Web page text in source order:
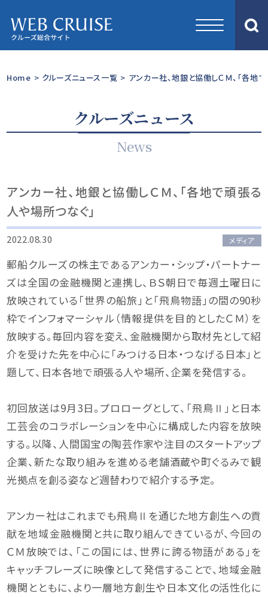
Home > クルーズニュース一覧 > アンカー社、地銀と協働しＣＭ、「各地
クルーズニュース
News
アンカー社、地銀と協働しＣＭ、「各地で頑張る
人や場所つなぐ」
2022.08.30 メディア
郵船クルーズの株主であるアンカー・シップ・パートナー
ズは全国の金融機関と連携し、ＢＳ朝日で毎週土曜日に
放映されている「世界の船旅」と「飛鳥物語」の間の90秒
枠でインフォマーシャル（情報提供を目的としたＣＭ）を
放映する。毎回内容を変え、金融機関から取材先として紹
介を受けた先を中心に「みつける日本・つなげる日本」と
題して、日本各地で頑張る人や場所、企業を発信する。
初回放送は9月3日。プロローグとして、「飛鳥Ⅱ」と日本
工芸会のコラボレーションを中心に構成した内容を放映
する。以降、人間国宝の陶芸作家や注目のスタートアップ
企業、新たな取り組みを進める老舗酒蔵や町ぐるみで観
光拠点を創る姿など週替わりで紹介する予定。
アンカー社はこれまでも飛鳥Ⅱを通じた地方創生への貢
献を地域金融機関と共に取り組んできているが、今回の
ＣＭ放映では、「この国には、世界に誇る物語がある」を
キャッチフレーズに映像として発信することで、地域金融
機関とともに、より一層地方創生や日本文化の活性化に